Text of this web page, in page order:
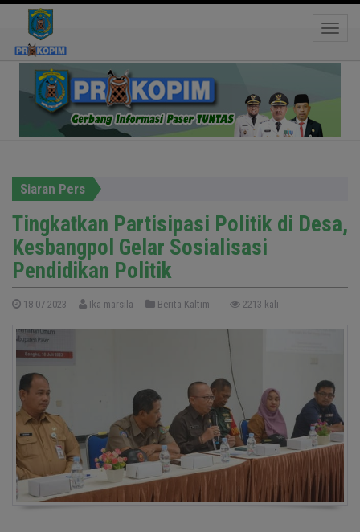
Tingkatkan Partisipasi Politik di Desa,
Kesbangpol Gelar Sosialisasi Pendidikan Politik
Siaran Pers
Tingkatkan Partisipasi Politik di Desa,
Kesbangpol Gelar Sosialisasi
Pendidikan Politik
18-07-2023 Ika marsila Berita Kaltim 2213 kali